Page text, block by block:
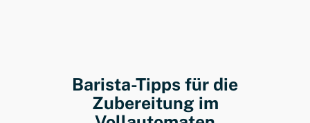
Barista-Tipps für die
Zubereitung im